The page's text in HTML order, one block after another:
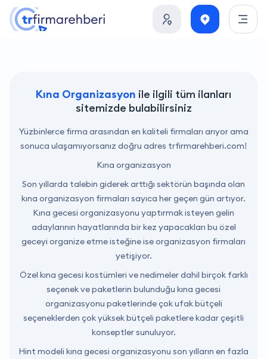
Kına Organizasyon ile ilgili tüm ilanları
sitemizde bulabilirsiniz
Yüzbinlerce firma arasından en kaliteli firmaları arıyor ama
sonuca ulaşamıyorsanız doğru adres trfirmarehberi.com!
Kına organizasyon
Son yıllarda talebin giderek arttığı sektörün başında olan
kına organizasyon firmaları sayıca her geçen gün artıyor.
Kına gecesi organizasyonu yaptırmak isteyen gelin
adaylarının hayatlarında bir kez yapacakları bu özel
geceyi organize etme isteğine ise organizasyon firmaları
yetişiyor.
Özel kına gecesi kostümleri ve nedimeler dahil birçok farklı
seçenek ve paketlerin bulunduğu kına gecesi
organizasyonu paketlerinde çok ufak bütçeli
seçeneklerden çok yüksek bütçeli paketlere kadar çeşitli
konseptler sunuluyor.
Hint modeli kına gecesi organizasyonu son yılların en fazla